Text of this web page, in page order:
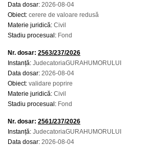
Data dosar: 2026-08-04
Obiect: cerere de valoare redusă
Materie juridică: Civil
Stadiu procesual: Fond
Nr. dosar: 2563/237/2026
Instanță: JudecatoriaGURAHUMORULUI
Data dosar: 2026-08-04
Obiect: validare poprire
Materie juridică: Civil
Stadiu procesual: Fond
Nr. dosar: 2561/237/2026
Instanță: JudecatoriaGURAHUMORULUI
Data dosar: 2026-08-04